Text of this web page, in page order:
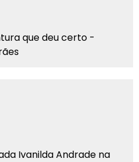
que deu certo -
Ivanilda Andrade na